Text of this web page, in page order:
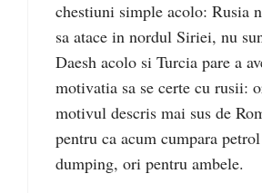
chestiuni simple acolo: Rusia
sa atace in nordul Siriei, nu
Daesh acolo si Turcia pare a
motivatia sa se certe cu rusii:
motivul descris mai sus de
pentru ca acum cumpara
dumping, ori pentru ambele.